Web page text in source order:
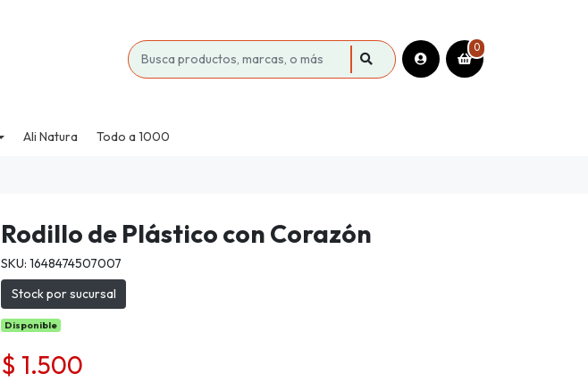
0
Ali Natura Todo a 1000
Rodillo de Plástico con Corazón
SKU: 1648474507007
Stock por sucursal
Disponible
$ 1.500